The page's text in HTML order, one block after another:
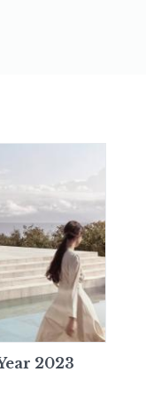
2023